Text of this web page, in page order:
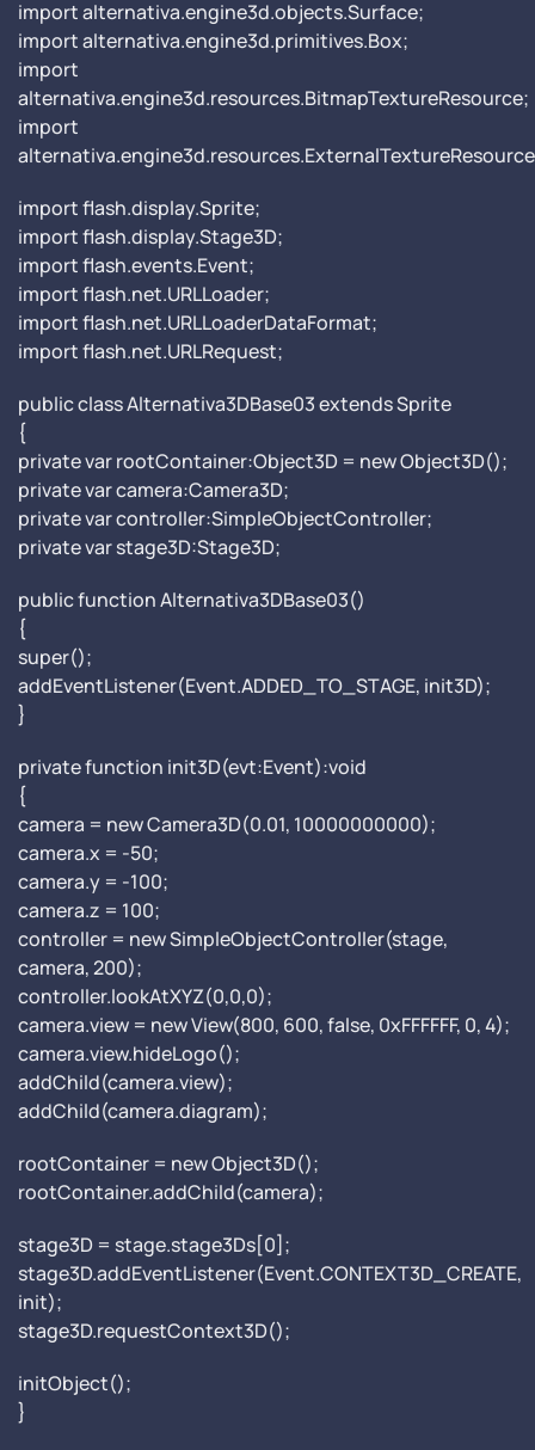
import alternativa.engine3d.objects.Surface;
import alternativa.engine3d.primitives.Box;
import
alternativa.engine3d.resources.BitmapTextureResource;
import
import flash.display.Sprite;
import flash.display.Stage3D;
import flash.events.Event;
import flash.net.URLLoader;
import flash.net.URLLoaderDataFormat;
import flash.net.URLRequest;
public class Alternativa3DBase03 extends Sprite
{
private var rootContainer:Object3D = new Object3D();
private var camera:Camera3D;
private var controller:SimpleObjectController;
private var stage3D:Stage3D;
public function Alternativa3DBase03()
{
super();
addEventListener(Event.ADDED_TO_STAGE, init3D);
}
private function init3D(evt:Event):void
{
camera = new Camera3D(0.01, 10000000000);
camera.x = -50;
camera.y = -100;
camera.z = 100;
controller = new SimpleObjectController(stage,
camera, 200);
controller.lookAtXYZ(0,0,0);
camera.view = new View(800, 600, false, 0xFFFFFF, 0, 4);
camera.view.hideLogo();
addChild(camera.view);
addChild(camera.diagram);
rootContainer = new Object3D();
rootContainer.addChild(camera);
stage3D = stage.stage3Ds[0];
stage3D.addEventListener(Event.CONTEXT3D_CREATE,
init);
stage3D.requestContext3D();
initObject();
}